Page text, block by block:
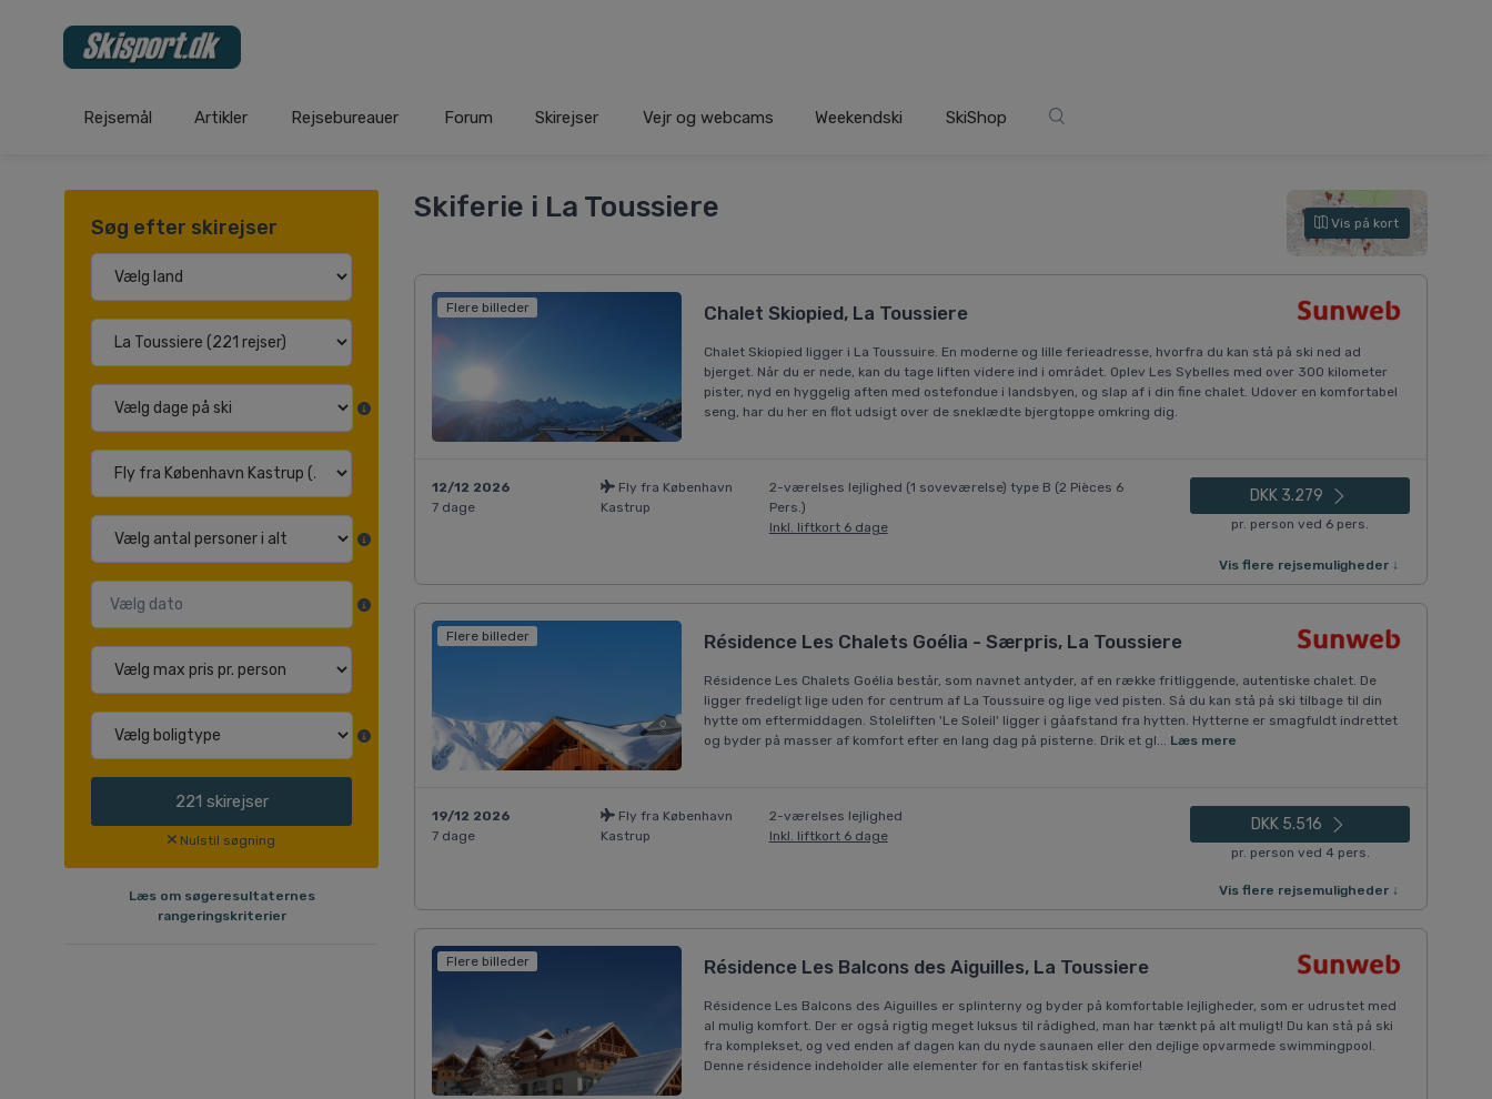
Rejsemål Artikler Rejsebureauer Forum Skirejser Vejr og webcams Weekendski SkiShop
Søg efter skirejser
221 skirejser
Nulstil søgning
Læs om søgeresultaternes
rangeringskriterier
Skiferie i La Toussiere Vis på kort
Flere billeder Chalet Skiopied, La Toussiere
Chalet Skiopied ligger i La Toussuire. En moderne og lille ferieadresse, hvorfra du kan stå på ski ned ad
bjerget. Når du er nede, kan du tage liften videre ind i området. Oplev Les Sybelles med over 300 kilometer
pister, nyd en hyggelig aften med ostefondue i landsbyen, og slap af i din fine chalet. Udover en komfortabel
seng, har du her en flot udsigt over de sneklædte bjergtoppe omkring dig.
12/12 2026
7 dage
Fly fra København
Kastrup
2-værelses lejlighed (1 soveværelse) type B (2 Pièces 6
Pers.)
Inkl. liftkort 6 dage
DKK 3.279
pr. person ved 6 pers.
Vis flere rejsemuligheder ↓
Flere billeder Résidence Les Chalets Goélia - Særpris, La Toussiere
Résidence Les Chalets Goélia består, som navnet antyder, af en række fritliggende, autentiske chalet. De
ligger fredeligt lige uden for centrum af La Toussuire og lige ved pisten. Så du kan stå på ski tilbage til din
hytte om eftermiddagen. Stoleliften 'Le Soleil' ligger i gåafstand fra hytten. Hytterne er smagfuldt indrettet
og byder på masser af komfort efter en lang dag på pisterne. Drik et gl... Læs mere
19/12 2026
7 dage
Fly fra København
Kastrup
2-værelses lejlighed
Inkl. liftkort 6 dage
DKK 5.516
pr. person ved 4 pers.
Vis flere rejsemuligheder ↓
Flere billeder Résidence Les Balcons des Aiguilles, La Toussiere
Résidence Les Balcons des Aiguilles er splinterny og byder på komfortable lejligheder, som er udrustet med
al mulig komfort. Der er også rigtig meget luksus til rådighed, man har tænkt på alt muligt! Du kan stå på ski
fra komplekset, og ved enden af dagen kan du nyde saunaen eller den dejlige opvarmede swimmingpool.
Denne résidence indeholder alle elementer for en fantastisk skiferie!